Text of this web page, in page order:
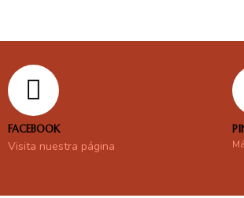
FACEBOOK
Visita nuestra página